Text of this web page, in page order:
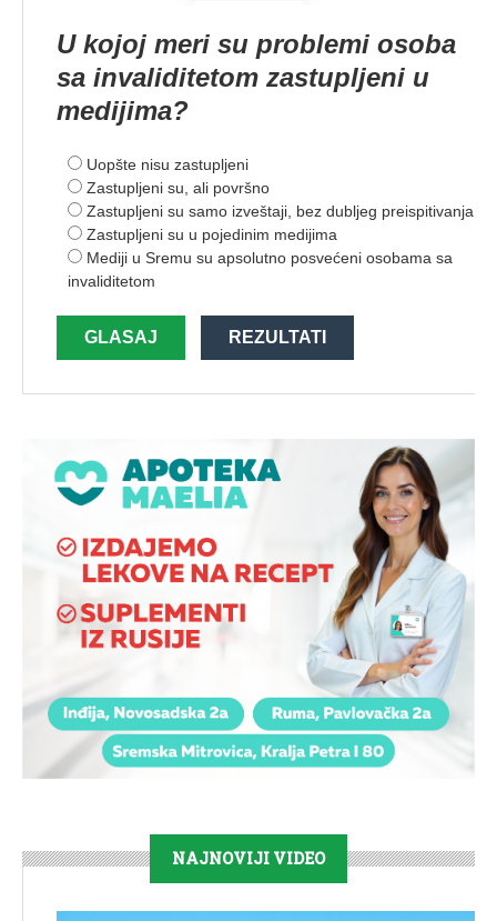
U kojoj meri su problemi osoba
sa invaliditetom zastupljeni u
medijima?
Uopšte nisu zastupljeni
Zastupljeni su, ali površno
Zastupljeni su samo izveštaji, bez dubljeg preispitivanja
Zastupljeni su u pojedinim medijima
Mediji u Sremu su apsolutno posvećeni osobama sa
invaliditetom
GLASAJ REZULTATI
NAJNOVIJI VIDEO